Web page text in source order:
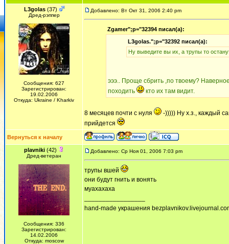
L3golas(37)
Дред-рэппер
Сообщения: 627
Зарегистрирован:
19.02.2006
Откуда: Ukraine / Kharkiv
Добавлено: Вт Окт 31, 2006 2:40 pm
Zgamer";p="32394 писал(а):
L3golas.";p="32392 писал(а):
Ну выведите вы их, а трупы то
эээ.. Проще сбрить ,по твоему?
походить
кто их там видит.
8 месяцев почти с нуля
-))))) Ну х.з., каждый
прийдется
Вернуться к началу
plavniki (42)
Дред-ветеран
Сообщения: 336
Зарегистрирован:
14.02.2006
Откуда: moscow
Добавлено: Ср Ноя 01, 2006 7:03 pm
трупы вшей
они будут гнить и вонять
муахахаха
hand-made украшения